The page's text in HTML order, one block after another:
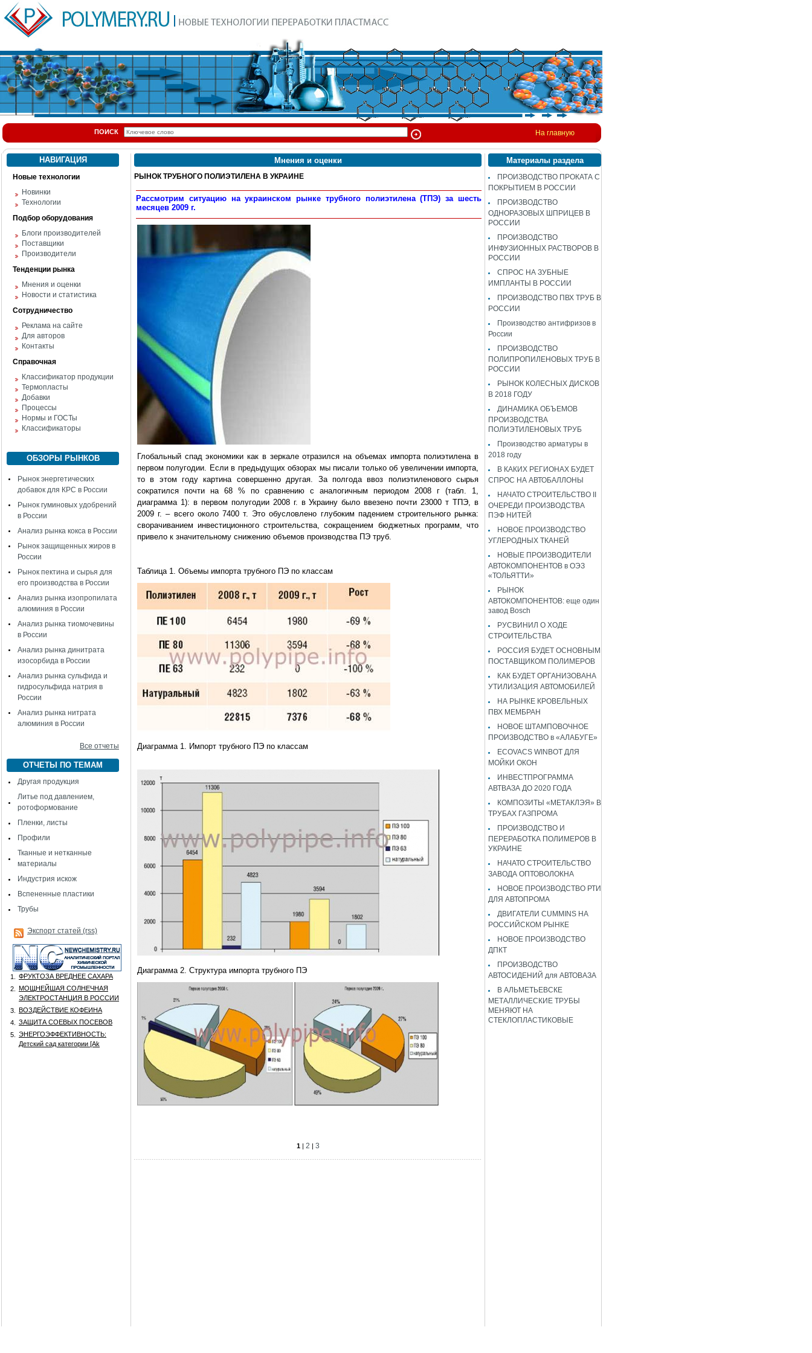
ПОИСК На главную
НАВИГАЦИЯ
Новые технологии
Новинки
Технологии
Подбор оборудования
Блоги производителей
Поставщики
Производители
Тенденции рынка
Мнения и оценки
Новости и статистика
Сотрудничество
Реклама на сайте
Для авторов
Контакты
Справочная
Классификатор продукции
Термопласты
Добавки
Процессы
Нормы и ГОСТы
Классификаторы
ОБЗОРЫ РЫНКОВ
Рынок энергетических
добавок для КРС в России
Рынок гуминовых удобрений
в России
Анализ рынка кокса в России
Рынок защищенных жиров в
России
Рынок пектина и сырья для
его производства в России
Анализ рынка изопропилата
алюминия в России
Анализ рынка тиомочевины
в России
Анализ рынка динитрата
изосорбида в России
Анализ рынка сульфида и
гидросульфида натрия в
России
Анализ рынка нитрата
алюминия в России
Все отчеты
ОТЧЕТЫ ПО ТЕМАМ
Другая продукция
Литье под давлением,
ротоформование
Пленки, листы
Профили
Тканные и нетканные
материалы
Индустрия искож
Вспененные пластики
Трубы
Экспорт статей (rss)
1.
ФРУКТОЗА ВРЕДНЕЕ САХАРА
2.
МОЩНЕЙШАЯ СОЛНЕЧНАЯ
ЭЛЕКТРОСТАНЦИЯ В РОССИИ
3.
ВОЗДЕЙСТВИЕ КОФЕИНА
4.
ЗАЩИТА СОЕВЫХ ПОСЕВОВ
5.
ЭНЕРГОЭФФЕКТИВНОСТЬ:
Детский сад категории [Аk
Мнения и оценки
РЫНОК ТРУБНОГО ПОЛИЭТИЛЕНА В УКРАИНЕ
Рассмотрим ситуацию на украинском рынке трубного полиэтилена (ТПЭ) за шесть
месяцев 2009 г.
Глобальный спад экономики как в зеркале отразился на объемах импорта полиэтилена в
первом полугодии. Если в предыдущих обзорах мы писали только об увеличении импорта,
то в этом году картина совершенно другая. За полгода ввоз полиэтиленового сырья
сократился почти на 68 % по сравнению с аналогичным периодом 2008 г (табл. 1,
диаграмма 1): в первом полугодии 2008 г. в Украину было ввезено почти 23000 т ТПЭ, в
2009 г. – всего около 7400 т. Это обусловлено глубоким падением строительного рынка:
сворачиванием инвестиционного строительства, сокращением бюджетных программ, что
привело к значительному снижению объемов производства ПЭ труб.
Таблица 1. Объемы импорта трубного ПЭ по классам
Диаграмма 1. Импорт трубного ПЭ по классам
Диаграмма 2. Структура импорта трубного ПЭ
1| 2 | 3
Материалы раздела
ПРОИЗВОДСТВО ПРОКАТА С
ПОКРЫТИЕМ В РОССИИ
ПРОИЗВОДСТВО
ОДНОРАЗОВЫХ ШПРИЦЕВ В
РОССИИ
ПРОИЗВОДСТВО
ИНФУЗИОННЫХ РАСТВОРОВ В
РОССИИ
СПРОС НА ЗУБНЫЕ
ИМПЛАНТЫ В РОССИИ
ПРОИЗВОДСТВО ПВХ ТРУБ В
РОССИИ
Производство антифризов в
России
ПРОИЗВОДСТВО
ПОЛИПРОПИЛЕНОВЫХ ТРУБ В
РОССИИ
РЫНОК КОЛЕСНЫХ ДИСКОВ
В 2018 ГОДУ
ДИНАМИКА ОБЪЕМОВ
ПРОИЗВОДСТВА
ПОЛИЭТИЛЕНОВЫХ ТРУБ
Производство арматуры в
2018 году
В КАКИХ РЕГИОНАХ БУДЕТ
СПРОС НА АВТОБАЛЛОНЫ
НАЧАТО СТРОИТЕЛЬСТВО II
ОЧЕРЕДИ ПРОИЗВОДСТВА
ПЭФ НИТЕЙ
НОВОЕ ПРОИЗВОДСТВО
УГЛЕРОДНЫХ ТКАНЕЙ
НОВЫЕ ПРОИЗВОДИТЕЛИ
АВТОКОМПОНЕНТОВ в ОЭЗ
«ТОЛЬЯТТИ»
РЫНОК
АВТОКОМПОНЕНТОВ: еще один
завод Bosch
РУСВИНИЛ О ХОДЕ
СТРОИТЕЛЬСТВА
РОССИЯ БУДЕТ ОСНОВНЫМ
ПОСТАВЩИКОМ ПОЛИМЕРОВ
КАК БУДЕТ ОРГАНИЗОВАНА
УТИЛИЗАЦИЯ АВТОМОБИЛЕЙ
НА РЫНКЕ КРОВЕЛЬНЫХ
ПВХ МЕМБРАН
НОВОЕ ШТАМПОВОЧНОЕ
ПРОИЗВОДСТВО в «АЛАБУГЕ»
ECOVACS WINBOT ДЛЯ
МОЙКИ ОКОН
ИНВЕСТПРОГРАММА
АВТВАЗА ДО 2020 ГОДА
КОМПОЗИТЫ «МЕТАКЛЭЯ» В
ТРУБАХ ГАЗПРОМА
ПРОИЗВОДСТВО И
ПЕРЕРАБОТКА ПОЛИМЕРОВ В
УКРАИНЕ
НАЧАТО СТРОИТЕЛЬСТВО
ЗАВОДА ОПТОВОЛОКНА
НОВОЕ ПРОИЗВОДСТВО РТИ
ДЛЯ АВТОПРОМА
ДВИГАТЕЛИ CUMMINS НА
РОССИЙСКОМ РЫНКЕ
НОВОЕ ПРОИЗВОДСТВО
ДПКТ
ПРОИЗВОДСТВО
АВТОСИДЕНИЙ для АВТОВАЗА
В АЛЬМЕТЬЕВСКЕ
МЕТАЛЛИЧЕСКИЕ ТРУБЫ
МЕНЯЮТ НА
СТЕКЛОПЛАСТИКОВЫЕ